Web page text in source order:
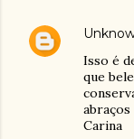
Isso é
que
abraços
Carina